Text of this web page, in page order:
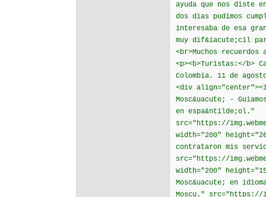
ayuda que nos diste
dos dias pudimos
interesaba de esa
muy dif&iacute;cil
<br>Muchos
<p><b>Turistas:</b>
Colombia. 11 de
<div
Mosc&uacute; -
en espa&ntilde;ol."
src="https://
width="200"
contrataron mis
src="https://
width="200"
Mosc&uacute; en
Moscu." src="https://